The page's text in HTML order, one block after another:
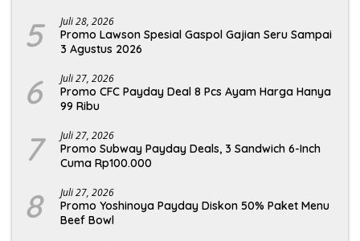
5 Juli 28, 2026
Promo Lawson Spesial Gaspol Gajian Seru Sampai
3 Agustus 2026
6 Juli 27, 2026
Promo CFC Payday Deal 8 Pcs Ayam Harga Hanya
99 Ribu
7 Juli 27, 2026
Promo Subway Payday Deals, 3 Sandwich 6-Inch
Cuma Rp100.000
8 Juli 27, 2026
Promo Yoshinoya Payday Diskon 50% Paket Menu
Beef Bowl